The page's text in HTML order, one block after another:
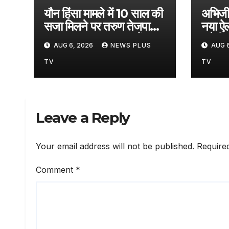
यौन हिंसा मामले में 10 साल की
सजा मिलने पर तरुण तेजपाल
का पहला बयान, कहा- ‘मैं
राजनीतिक साजिश का शिकार,
बेगुनाही के लिए काफी सबूत है’​
on August 6, 2026
AUG 6, 2026 NEWS PLUS
TV
नया
करेगी
AUG
TV
Leave a Reply
Your email address will not be published.
Comment *